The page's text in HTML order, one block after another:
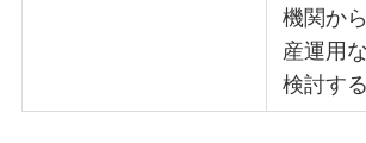
機関か
産運用
検討する